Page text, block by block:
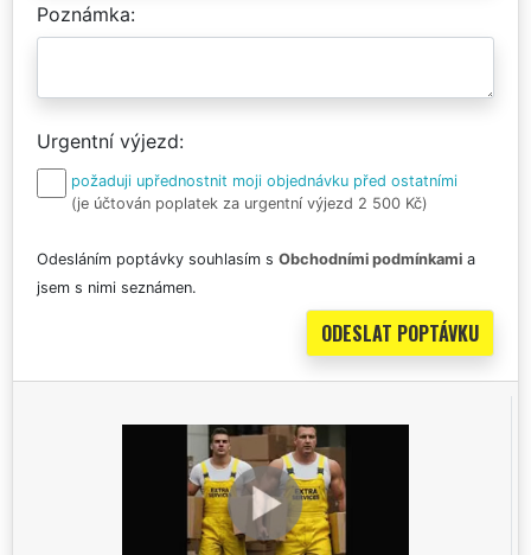
Poznámka
Urgentní výjezd
požaduji upřednostnit moji objednávku před ostatními
(je účtován poplatek za urgentní výjezd 2 500 Kč)
Odesláním poptávky souhlasím s Obchodními podmínkami a
jsem s nimi seznámen.